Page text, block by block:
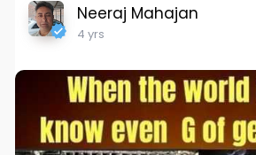
Neeraj Mahajan
4 yrs